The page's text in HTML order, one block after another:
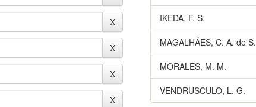
IKEDA, F. S.
MAGALHÃES, C. A. de S.
MORALES, M. M.
VENDRUSCULO, L. G.